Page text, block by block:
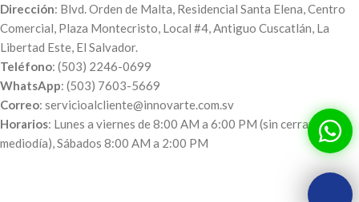
Dirección: Blvd. Orden de Malta, Residencial Santa Elena, Centro
Comercial, Plaza Montecristo, Local #4, Antiguo Cuscatlán, La
Libertad Este, El Salvador.
Teléfono: (503) 2246-0699
WhatsApp: (503) 7603-5669
Correo: servicioalcliente@innovarte.com.sv
Horarios: Lunes a viernes de 8:00 AM a 6:00 PM (sin cerrar al
mediodía), Sábados 8:00 AM a 2:00 PM